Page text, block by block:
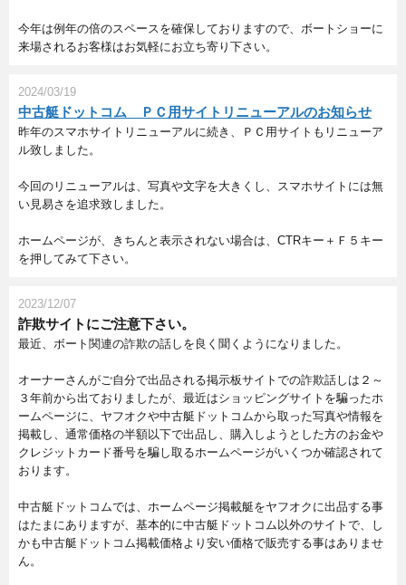
今年は例年の倍のスペースを確保しておりますので、ボートショーに
来場されるお客様はお気軽にお立ち寄り下さい。
2024/03/19
中古艇ドットコム ＰＣ用サイトリニューアルのお知らせ
昨年のスマホサイトリニューアルに続き、ＰＣ用サイトもリニューア
ル致しました。
今回のリニューアルは、写真や文字を大きくし、スマホサイトには無
い見易さを追求致しました。
ホームページが、きちんと表示されない場合は、CTRキー＋Ｆ５キー
を押してみて下さい。
2023/12/07
詐欺サイトにご注意下さい。
最近、ボート関連の詐欺の話しを良く聞くようになりました。
オーナーさんがご自分で出品される掲示板サイトでの詐欺話しは２～
３年前から出ておりましたが、最近はショッピングサイトを騙ったホ
ームページに、ヤフオクや中古艇ドットコムから取った写真や情報を
掲載し、通常価格の半額以下で出品し、購入しようとした方のお金や
クレジットカード番号を騙し取るホームページがいくつか確認されて
おります。
中古艇ドットコムでは、ホームページ掲載艇をヤフオクに出品する事
はたまにありますが、基本的に中古艇ドットコム以外のサイトで、し
かも中古艇ドットコム掲載価格より安い価格で販売する事はありませ
ん。